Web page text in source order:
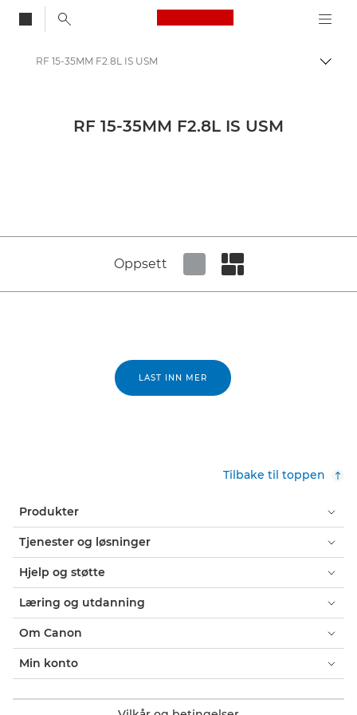
Canon Logo, back
Pressesenter
RF 15-35MM F2.8L IS USM
RF 15-35MM F2.8L IS USM
Oppsett
LAST INN MER
Tilbake til toppen
Produkter
Tjenester og løsninger
Hjelp og støtte
Læring og utdanning
Om Canon
Min konto